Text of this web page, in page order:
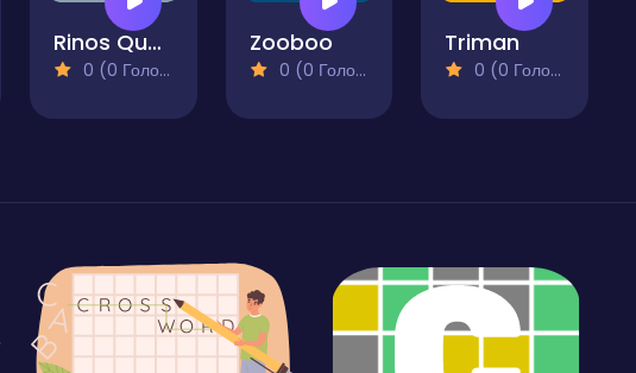
Rinos Quest 2
0 (0 Голосів)
Zooboo
0 (0 Голосів)
Triman
0 (0 Голосів)